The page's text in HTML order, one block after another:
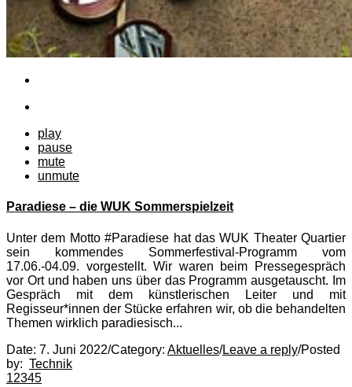
play
pause
mute
unmute
Paradiese – die WUK Sommerspielzeit
Unter dem Motto #Paradiese hat das WUK Theater Quartier
sein kommendes Sommerfestival-Programm vom
17.06.-04.09. vorgestellt. Wir waren beim Pressegespräch
vor Ort und haben uns über das Programm ausgetauscht. Im
Gespräch mit dem künstlerischen Leiter und mit
Regisseur*innen der Stücke erfahren wir, ob die behandelten
Themen wirklich paradiesisch...
Date: 7. Juni 2022/Category: Aktuelles/Leave a reply/Posted
by: Technik
12345